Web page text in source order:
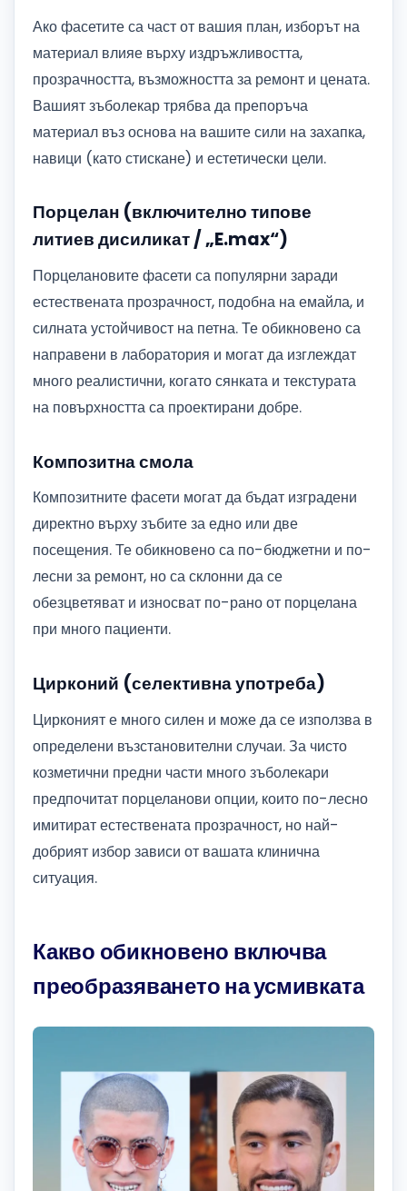
Ако фасетите са част от вашия план, изборът на
материал влияе върху издръжливостта,
прозрачността, възможността за ремонт и цената.
Вашият зъболекар трябва да препоръча
материал въз основа на вашите сили на захапка,
навици (като стискане) и естетически цели.
Порцелан (включително типове
литиев дисиликат / „E.max“)
Порцелановите фасети са популярни заради
естествената прозрачност, подобна на емайла, и
силната устойчивост на петна. Те обикновено са
направени в лаборатория и могат да изглеждат
много реалистични, когато сянката и текстурата
на повърхността са проектирани добре.
Композитна смола
Композитните фасети могат да бъдат изградени
директно върху зъбите за едно или две
посещения. Те обикновено са по-бюджетни и по-
лесни за ремонт, но са склонни да се
обезцветяват и износват по-рано от порцелана
при много пациенти.
Цирконий (селективна употреба)
Цирконият е много силен и може да се използва в
определени възстановителни случаи. За чисто
козметични предни части много зъболекари
предпочитат порцеланови опции, които по-лесно
имитират естествената прозрачност, но най-
добрият избор зависи от вашата клинична
ситуация.
Какво обикновено включва
преобразяването на усмивката